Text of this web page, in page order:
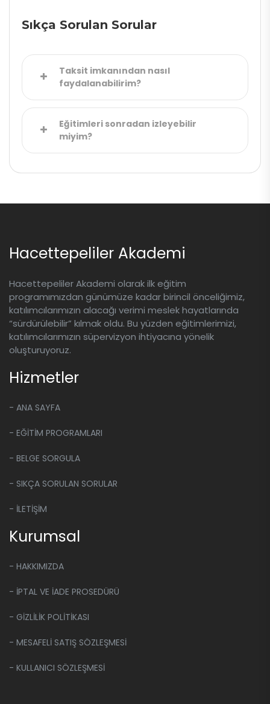
Sıkça Sorulan Sorular
Taksit imkanından nasıl
faydalanabilirim?
Kredi kartına 9 taksite kadar ödeme
imkanı sunulmaktadır. “Hemen
Kaydol” butonuna tıkladıktan sonra
Eğitimleri sonradan izleyebilir
miyim?
gün sonra sistemimiz üzerinden sizinle
üzerinden izlenebilir.
Hacettepeliler Akademi
Hacettepeliler Akademi olarak ilk eğitim
programımızdan günümüze kadar birincil önceliğimiz,
katılımcılarımızın alacağı verimi meslek hayatlarında
“sürdürülebilir” kılmak oldu. Bu yüzden eğitimlerimizi,
katılımcılarımızın süpervizyon ihtiyacına yönelik
oluşturuyoruz.
Hizmetler
- ANA SAYFA
- EĞİTİM PROGRAMLARI
- BELGE SORGULA
- SIKÇA SORULAN SORULAR
- İLETİŞİM
Kurumsal
- HAKKIMIZDA
- İPTAL VE İADE PROSEDÜRÜ
- GİZLİLİK POLİTİKASI
- MESAFELİ SATIŞ SÖZLEŞMESİ
- KULLANICI SÖZLEŞMESİ